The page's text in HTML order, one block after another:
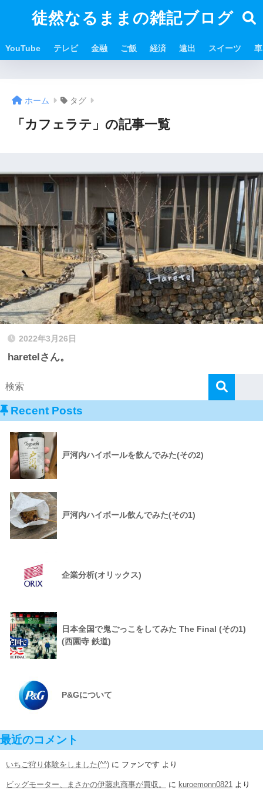
徒然なるままの雑記ブログ
YouTube テレビ 金融 ご飯 経済 遠出 スイーツ 車
ホーム タグ
「カフェラテ」の記事一覧
2022年3月26日
haretelさん。
Recent Posts
戸河内ハイボールを飲んでみた(その2)
戸河内ハイボール飲んでみた(その1)
企業分析(オリックス)
日本全国で鬼ごっこをしてみた The Final (その1)
(西園寺 鉄道)
P&Gについて
最近のコメント
いちご狩り体験をしました(^^) に ファンです より
ビッグモーター、まさかの伊藤忠商事が買収。 に kuroemonn0821 より